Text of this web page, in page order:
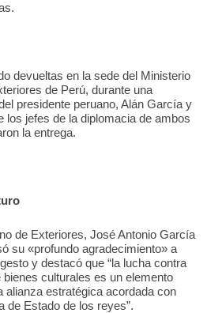
devueltas en la sede del Ministerio
de Perú, durante una
presidente peruano, Alán García y
los jefes de la diplomacia de ambos
la entrega.
de Exteriores, José Antonio García
su «profundo agradecimiento» a
y destacó que “la lucha contra
culturales es un elemento
alianza estratégica acordada con
de Estado de los reyes”.